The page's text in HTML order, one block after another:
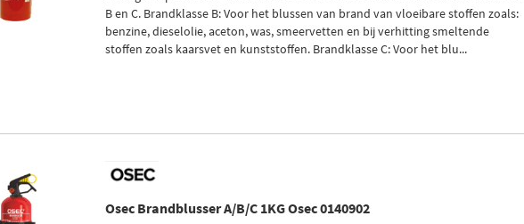
B en C. Brandklasse B: Voor het blussen van brand van vloeibare stoffen zoals:
benzine, dieselolie, aceton, was, smeervetten en bij verhitting smeltende
stoffen zoals kaarsvet en kunststoffen. Brandklasse C: Voor het blu...
Osec Brandblusser A/B/C 1KG Osec 0140902